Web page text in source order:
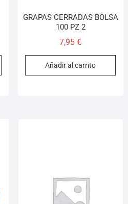
GRAPAS CERRADAS BOLSA
100 PZ 2
7,95€
Añadir al carrito